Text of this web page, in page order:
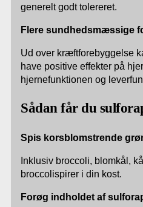
generelt godt tolereret.
Flere sundhedsmæssige
Ud over kræftforebyggelse
have positive effekter på
hjernefunktionen og
Sådan får du
Spis korsblomstrende
Inklusiv broccoli, blomkål,
broccolispirer i din kost.
Forøg indholdet af